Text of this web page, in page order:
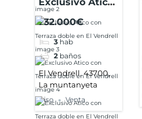
con Terraza
Vendrell
232.000€
3 hab
2 baños
El Vendrell, 43700,
La muntanyeta
Piso Venta